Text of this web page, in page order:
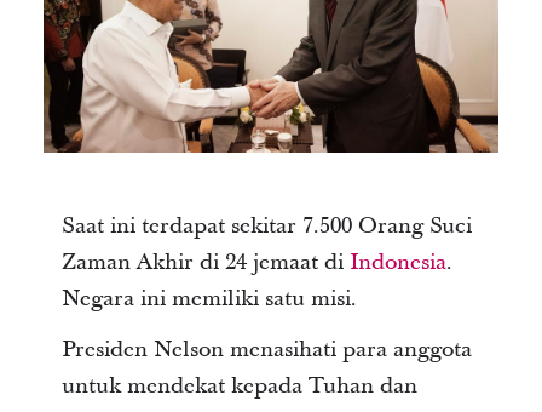
Saat ini terdapat sekitar 7.500 Orang Suci
Zaman Akhir di 24 jemaat di Indonesia.
Negara ini memiliki satu misi.
Presiden Nelson menasihati para anggota
untuk mendekat kepada Tuhan dan